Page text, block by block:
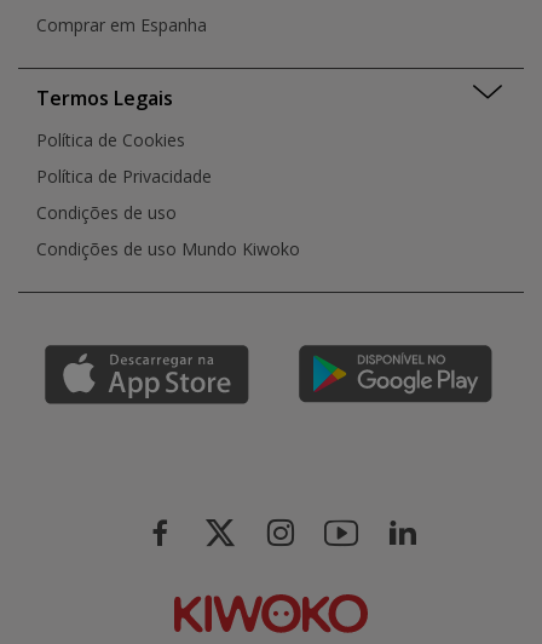
Comprar em Espanha
Termos Legais
Política de Cookies
Política de Privacidade
Condições de uso
Condições de uso Mundo Kiwoko